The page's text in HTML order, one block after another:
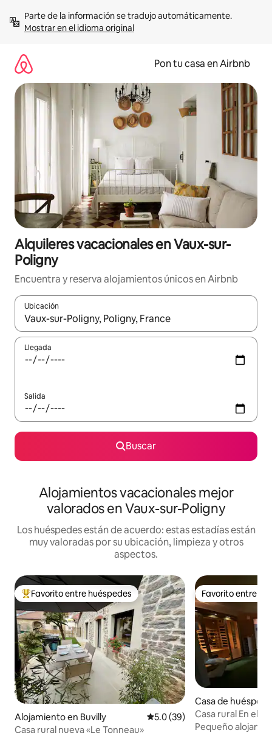
contenidoMostrar en el idioma original
Pon tu casa en Airbnb
Alquileres vacacionales en Vaux-sur-
Poligny
Encuentra y reserva alojamientos únicos en Airbnb
Ubicación
Cuando los resultados estén disponibles, navega con las
Llegada
Salida
Buscar
Alojamientos vacacionales mejor
valorados en Vaux-sur-Poligny
Los huéspedes están de acuerdo: estas estadías están
muy valoradas por su ubicación, limpieza y otros
aspectos.
Favorito entre huéspedes preferido
Favorito entre huéspedes
Alojamiento en Buvilly Calificación promedio: 5.0 de
5.0 (39)
Casa rural nueva «Le Tonneau»
Favorito entre
Favorito entre
Casa de
mole
Casa rural En el
rural Comté
Pequeño